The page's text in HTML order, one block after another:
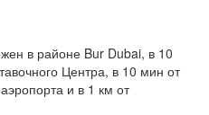
в районе Bur Dubai, в 10
Центра, в 10 мин от
и в 1 км от